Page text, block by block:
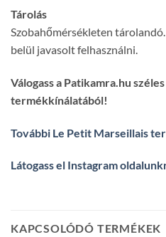
Tárolás
Szobahőmérsékleten
belül javasolt felhasználni.
Válogass a Patikamra.hu
termékkínálatából!
További Le Petit Marseillais
Látogass el Instagram
KAPCSOLÓDÓ TERMÉKEK